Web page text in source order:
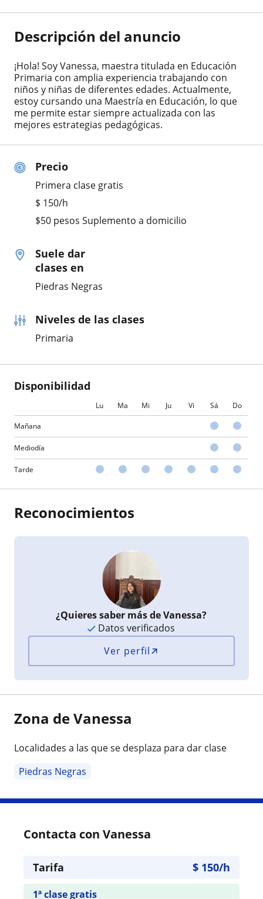
Precio
Primera clase gratis
$ 150/h
$50 pesos Suplemento a domicilio
Suele dar
clases en
Piedras Negras
Niveles de las clases
Primaria
Disponibilidad
Lu Ma Mi Ju Vi Sá Do
Mañana
Mediodía
Tarde
Descripción del anuncio
¡Hola! Soy Vanessa, maestra titulada en Educación
Primaria con amplia experiencia trabajando con
niños y niñas de diferentes edades. Actualmente,
estoy cursando una Maestría en Educación, lo que
me permite estar siempre actualizada con las
mejores estrategias pedagógicas.
Reconocimientos
¿Quieres saber más de Vanessa?
Datos verificados
Ver perfil
Zona de Vanessa
Localidades a las que se desplaza para dar clase
Piedras Negras
Contacta con Vanessa
Tarifa $ 150/h
1ª clase gratis